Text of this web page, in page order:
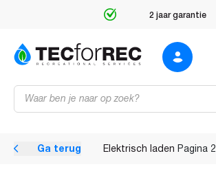
2 jaar garantie
Producten
zoeken
Ga terug Elektrisch laden Pagina 2